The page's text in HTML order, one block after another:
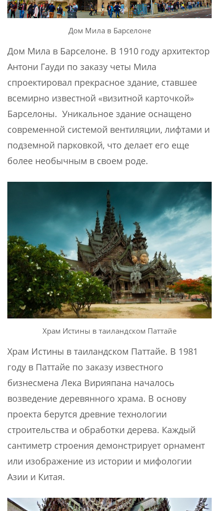
Дом Мила в Барселоне
Дом Мила в Барселоне. В 1910 году архитектор
Антони Гауди по заказу четы Мила
спроектировал прекрасное здание, ставшее
всемирно известной «визитной карточкой»
Барселоны. Уникальное здание оснащено
современной системой вентиляции, лифтами и
подземной парковкой, что делает его еще
более необычным в своем роде.
Храм Истины в таиландском Паттайе
Храм Истины в таиландском Паттайе. В 1981
году в Паттайе по заказу известного
бизнесмена Лека Вирияпана началось
возведение деревянного храма. В основу
проекта берутся древние технологии
строительства и обработки дерева. Каждый
сантиметр строения демонстрирует орнамент
или изображение из истории и мифологии
Азии и Китая.